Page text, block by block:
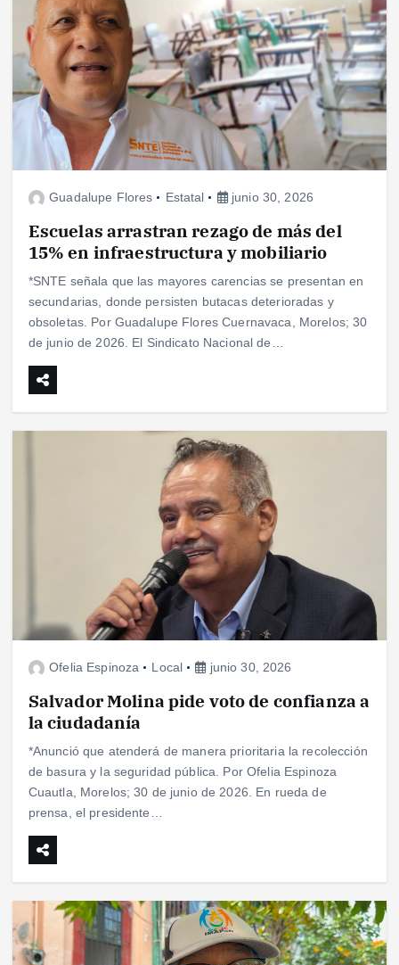
Guadalupe Flores Estatal junio 30, 2026
Escuelas arrastran rezago de más del
15% en infraestructura y mobiliario
*SNTE señala que las mayores carencias se presentan en
secundarias, donde persisten butacas deterioradas y
obsoletas. Por Guadalupe Flores Cuernavaca, Morelos; 30
de junio de 2026. El Sindicato Nacional de…
Ofelia Espinoza Local junio 30, 2026
Salvador Molina pide voto de confianza a
la ciudadanía
*Anunció que atenderá de manera prioritaria la recolección
de basura y la seguridad pública. Por Ofelia Espinoza
Cuautla, Morelos; 30 de junio de 2026. En rueda de
prensa, el presidente…